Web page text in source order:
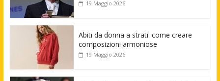
19 Maggio 2026
Abiti da donna a strati: come creare
composizioni armoniose
19 Maggio 2026